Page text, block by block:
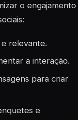
o engajamento
relevante.
a interação.
para criar
e